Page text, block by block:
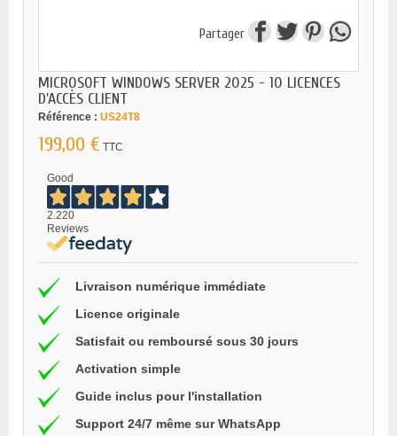
Partager
MICROSOFT WINDOWS SERVER 2025 - 10 LICENCES
D'ACCÈS CLIENT
Référence : US24T8
199,00 € TTC
Good
2.220
Reviews
Livraison numérique immédiate
Licence originale
Satisfait ou remboursé sous 30 jours
Activation simple
Guide inclus pour l'installation
Support 24/7 même sur WhatsApp